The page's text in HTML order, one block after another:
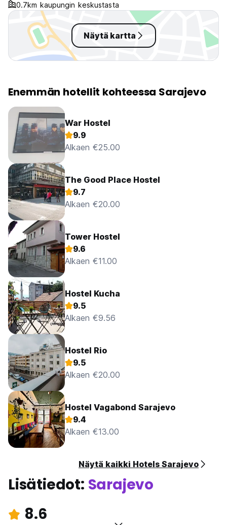
0.7km kaupungin keskustasta
Näytä kartta
Enemmän hotellit kohteessa Sarajevo
War Hostel
9.9
Alkaen €25.00
The Good Place Hostel
9.7
Alkaen €20.00
Tower Hostel
9.6
Alkaen €11.00
Hostel Kucha
9.5
Alkaen €9.56
Hostel Rio
9.5
Alkaen €20.00
Hostel Vagabond Sarajevo
9.4
Alkaen €13.00
Näytä kaikki Hotels Sarajevo
Lisätiedot: Sarajevo
8.6